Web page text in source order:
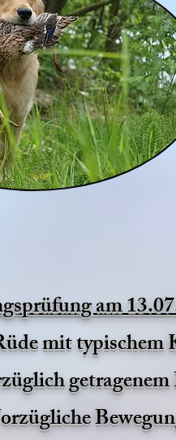
am
mit